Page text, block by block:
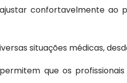
confortavelmente
situações médicas,
que os